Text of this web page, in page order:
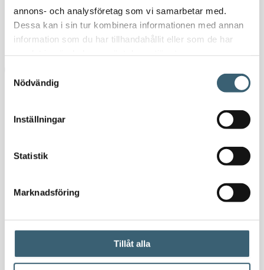
annons- och analysföretag som vi samarbetar med.
Dessa kan i sin tur kombinera informationen med annan
information som du har tillhandahållit eller som de har
Nödvändig
Inställningar
Statistik
Marknadsföring
Tillåt alla
Nyheter
Kundspecifik tillverkning
Kontakt
Oljetank 9000 liter